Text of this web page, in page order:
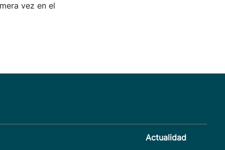
vez en el
Actualidad